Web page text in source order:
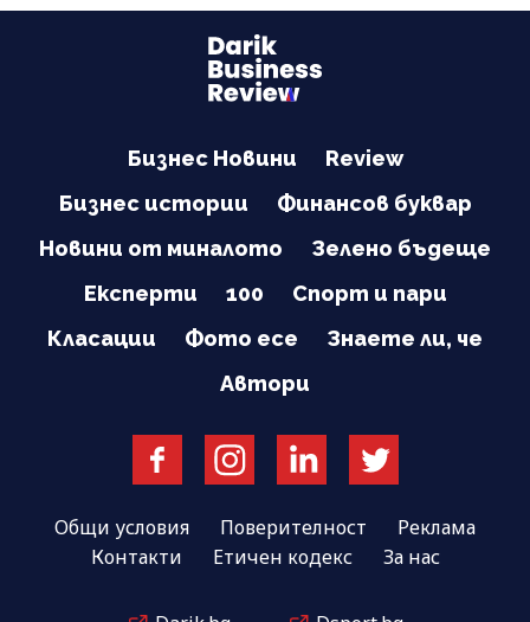
Бизнес Новини
Review
Бизнес истории
Финансов буквар
Новини от миналото
Зелено бъдеще
Експерти
100
Спорт и пари
Класации
Фото есе
Знаете ли, че
Автори
Общи условия Поверителност
Реклама
Контакти
Етичен кодекс За нас